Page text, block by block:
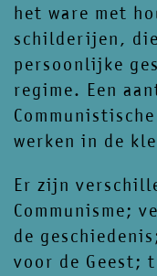
het ware met
schilderijen,
persoonlijke
regime. Een
werken in de
Er zijn
Communisme;
de
voor de Geest;